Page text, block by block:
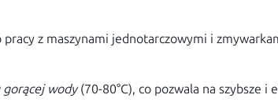
z maszynami jednotarczowymi i
gorącej wody(70-80°C), co pozwala na szybsze i